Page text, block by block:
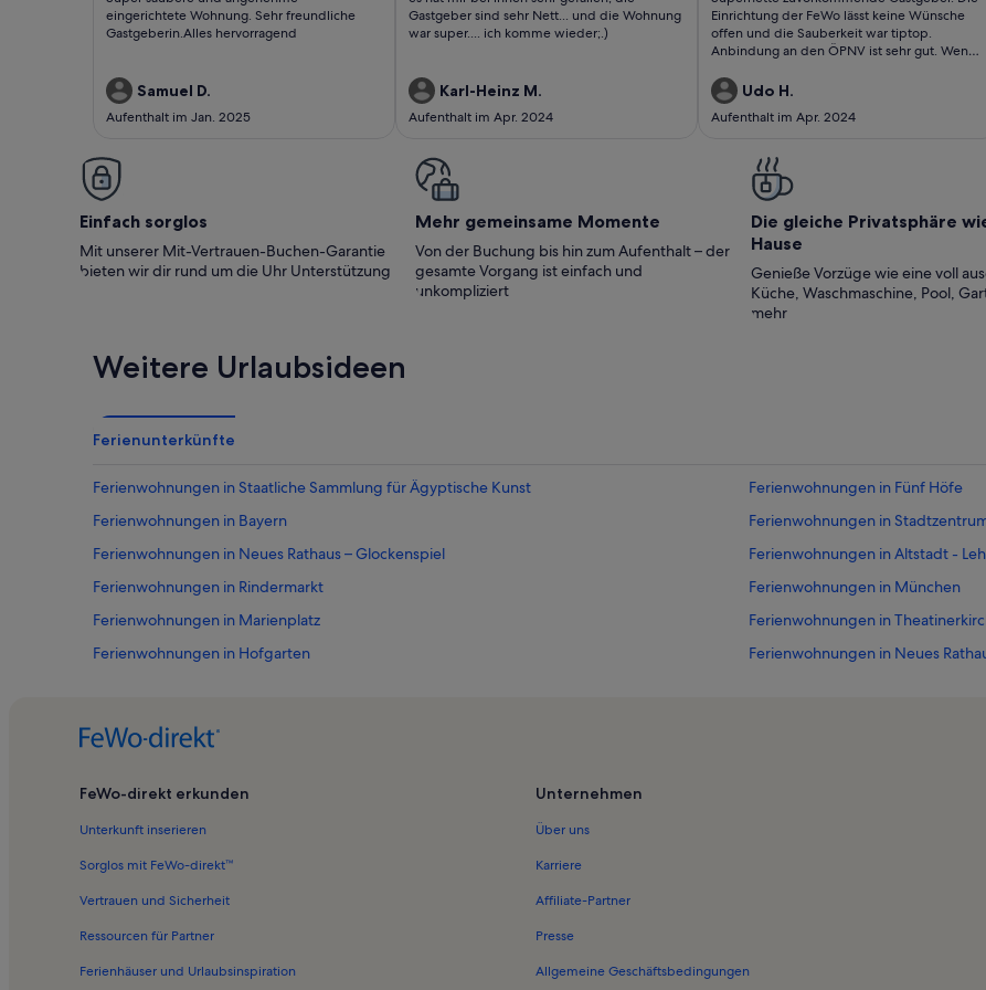
bewertungen)
eingerichtete Wohnung. Sehr freundliche
Gastgeberin.Alles hervorragend
Samuel D.
Aufenthalt im Jan. 2025
bewertungen)
Gastgeber sind sehr Nett... und die Wohnung
war super.... ich komme wieder;.)
Karl-Heinz M.
Aufenthalt im Apr. 2024
bewertungen)
Einrichtung der FeWo lässt keine Wünsche
offen und die Sauberkeit war tiptop.
Anbindung an den ÖPNV ist sehr gut. Wenn
wäre das unsere erste Adresse 👍
Udo H.
Aufenthalt im Apr. 2024
Einfach sorglos
Mit unserer Mit-Vertrauen-Buchen-Garantie
bieten wir dir rund um die Uhr Unterstützung
Mehr gemeinsame Momente
Von der Buchung bis hin zum Aufenthalt – der
gesamte Vorgang ist einfach und
unkompliziert
Die gleiche Privatsphäre
Hause
Genieße Vorzüge wie eine voll
Küche, Waschmaschine, Pool,
mehr
Weitere Urlaubsideen
Ferienunterkünfte
Ferienwohnungen in Staatliche Sammlung für Ägyptische Kunst
Ferienwohnungen in Fünf Höfe
Ferienwohnungen in Bayern
Ferienwohnungen in
Ferienwohnungen in Neues Rathaus – Glockenspiel
Ferienwohnungen in Altstadt -
Ferienwohnungen in Rindermarkt
Ferienwohnungen in München
Ferienwohnungen in Marienplatz
Ferienwohnungen in
Ferienwohnungen in Hofgarten
Ferienwohnungen in Neues
Ferienwohnungen in Kirche St. Michael
Ferienwohnungen in Deutsches Jagd- und Fischereimuseum
Ferienwohnungen und Apartments in Ottobrunn
FeWo-direkt erkunden
Unterkunft inserieren
Sorglos mit FeWo-direkt™
Vertrauen und Sicherheit
Ressourcen für Partner
Ferienhäuser und Urlaubsinspiration
Unternehmen
Über uns
Karriere
Affiliate-Partner
Presse
Allgemeine Geschäftsbedingungen